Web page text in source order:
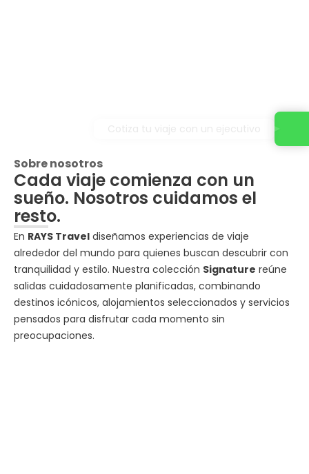
Sobre nosotros
Cada viaje comienza con un
sueño. Nosotros cuidamos el
resto.
En RAYS Travel diseñamos experiencias de viaje
alrededor del mundo para quienes buscan descubrir con
tranquilidad y estilo. Nuestra colección Signature reúne
salidas cuidadosamente planificadas, combinando
destinos icónicos, alojamientos seleccionados y servicios
pensados para disfrutar cada momento sin
preocupaciones.